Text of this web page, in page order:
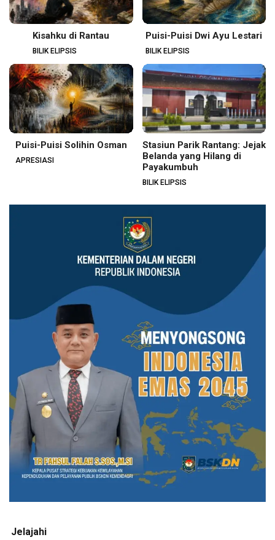
Kisahku di Rantau
BILIK ELIPSIS
Puisi-Puisi Dwi Ayu Lestari
BILIK ELIPSIS
Puisi-Puisi Solihin Osman
APRESIASI
Stasiun Parik Rantang: Jejak
Belanda yang Hilang di
Payakumbuh
BILIK ELIPSIS
Jelajahi